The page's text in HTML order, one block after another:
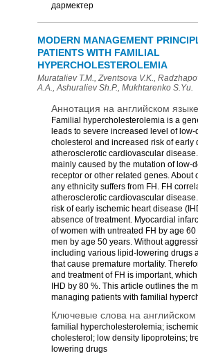
дармектер
MODERN MANAGEMENT
PATIENTS WITH FAMILIAL
HYPERCHOLESTEROLEMIA
Murataliev T.M., Zventsova V.K.,
A.A., Ashuraliev Sh.P., Mukhtarenko S.Yu.
Аннотация на английском
Familial hypercholesterolemia is a
leads to severe increased level of
cholesterol and increased risk of early
atherosclerotic cardiovascular
mainly caused by the mutation of low-
receptor or other related genes. About
any ethnicity suffers from FH. FH
atherosclerotic cardiovascular
risk of early ischemic heart disease
absence of treatment. Myocardial
of women with untreated FH by age
men by age 50 years. Without
including various lipid-lowering drugs
that cause premature mortality.
and treatment of FH is important,
IHD by 80 %. This article outlines the
managing patients with familial
Ключевые слова на английском
familial hypercholesterolemia;
cholesterol; low density lipoproteins;
lowering drugs